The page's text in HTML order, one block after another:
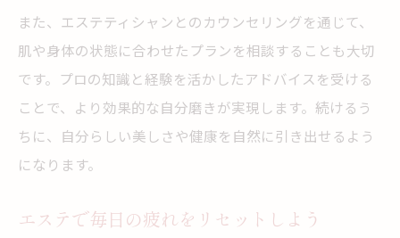
また、エステティシャンとのカウンセリングを通じて、
肌や身体の状態に合わせたプランを相談することも大切
です。プロの知識と経験を活かしたアドバイスを受ける
ことで、より効果的な自分磨きが実現します。続けるう
ちに、自分らしい美しさや健康を自然に引き出せるよう
になります。
エステで毎日の疲れをリセットしよう